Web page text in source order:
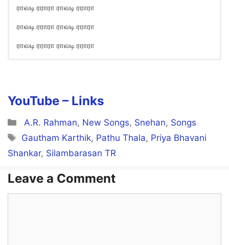
ராவடி ரராரா ராவடி ரராரா
ராவடி ரராரா ராவடி ரராரா
ராவடி ரராரா ராவடி ரராரா
YouTube – Links
Categories
A.R. Rahman, New Songs, Snehan, Songs
Tags
Gautham Karthik, Pathu Thala, Priya Bhavani
Shankar, Silambarasan TR
Leave a Comment